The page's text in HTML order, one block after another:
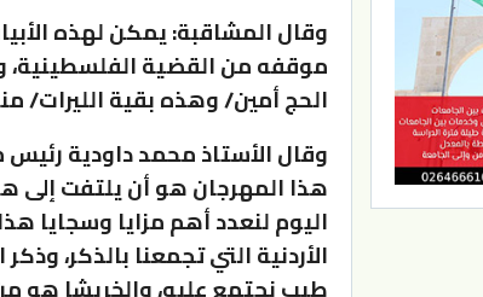
وقال المشاقبة: يمكن لهذه
موقفه من القضية الفلسطينية،
الحج أمين/ وهذه بقية الليرات/
وقال الأستاذ محمد داودية
هذا المهرجان هو أن يلتفت إلى
اليوم لنعدد أهم مزايا وسجايا
الأردنية التي تجمعنا بالذكر،